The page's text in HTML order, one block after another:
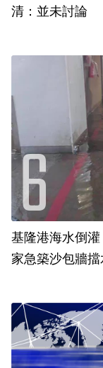
清：並未討論
基隆港海水倒
家急築沙包牆擋